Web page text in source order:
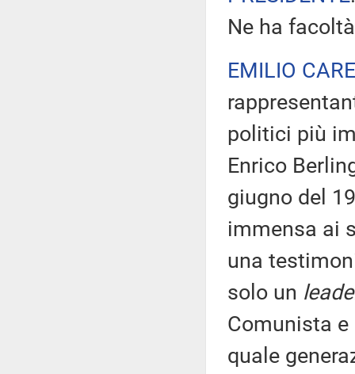
Ne ha
EMILIO
politici più
Enrico
giugno del
immensa ai
una
solo un
Comunista
quale